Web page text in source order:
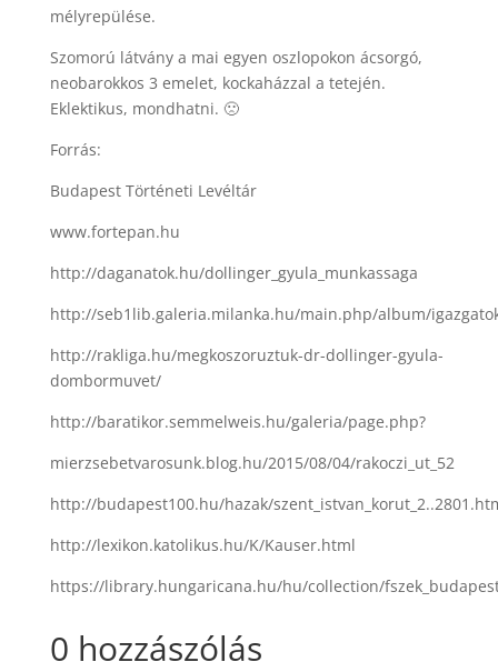
mélyrepülése.
Szomorú látvány a mai egyen oszlopokon ácsorgó,
neobarokkos 3 emelet, kockaházzal a tetején.
Eklektikus, mondhatni. 🙁
Forrás:
Budapest Történeti Levéltár
www.fortepan.hu
http://daganatok.hu/dollinger_gyula_munkassaga
http://seb1lib.galeria.milanka.hu/main.php/album/
http://rakliga.hu/megkoszoruztuk-dr-dollinger-gyula-
dombormuvet/
http://baratikor.semmelweis.hu/galeria/page.php?
mierzsebetvarosunk.blog.hu/2015/08/04/rakoczi_ut_52
http://budapest100.hu/hazak/
http://lexikon.katolikus.hu/K/Kauser.html
https://library.hungaricana.hu/hu/collection/
0 hozzászólás